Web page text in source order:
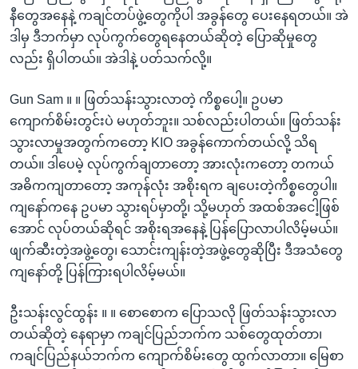
နီတွေအနေနဲ့ ကချင်တပ်ဖွဲ့တွေကိုပါ အခွန်တွေ ပေးနေရတယ်။ အဲ
ဒါမှ ဒီဘက်မှာ လုပ်ကွက်တွေရနေတယ်ဆိုတဲ့ ပြောဆိုမှုတွေ
လည်း ရှိပါတယ်။ အဲဒါနဲ့ ပတ်သက်လို့။
Gun Sam ။ ။ ဖြတ်သန်းသွားလာတဲ့ ကိစ္စပေါ့။ ဥပမာ
ကျောက်စိမ်းတွင်းပဲ မဟုတ်ဘူး။ သစ်လည်းပါတယ်။ ဖြတ်သန်း
သွားလာမှုအတွက်ကတော့ KIO အခွန်ကောက်တယ်လို့ သိရ
တယ်။ ဒါပေမဲ့ လုပ်ကွက်ချတာတော့ အားလုံးကတော့ တကယ်
အဓိကကျတာတော့ အကုန်လုံး အစိုးရက ချပေးတဲ့ကိစ္စတွေပါ။
ကျနော်ကနေ ဥပမာ သွားရပ်မှာတို့၊ သို့မဟုတ် အထစ်အငေါ့ဖြစ်
အောင် လုပ်တယ်ဆိုရင် အစိုးရအနေနဲ့ ပြန်ပြောလာပါလိမ့်မယ်။
ဖျက်ဆီးတဲ့အဖွဲ့တွေ၊ သောင်းကျန်းတဲ့အဖွဲ့တွေဆိုပြီး ဒီအသံတွေ
ကျနော်တို့ ပြန်ကြားရပါလိမ့်မယ်။
ဦးသန်းလွင်ထွန်း ။ ။ စောစောက ပြောသလို ဖြတ်သန်းသွားလာ
တယ်ဆိုတဲ့ နေရာမှာ ကချင်ပြည်ဘက်က သစ်တွေထုတ်တာ၊
ကချင်ပြည်နယ်ဘက်က ကျောက်စိမ်းတွေ ထွက်လာတာ။ မြေစာ